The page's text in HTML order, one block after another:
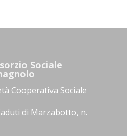
Sociale
Cooperativa Sociale
di Marzabotto, n.